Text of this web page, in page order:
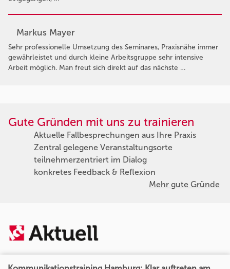
Markus Mayer
Sehr professionelle Umsetzung des Seminares, Praxisnähe immer
gewährleistet und durch kleine Arbeitsgruppe sehr intensive
Arbeit möglich. Man freut sich direkt auf das nächste …
Gute Gründen mit uns zu trainieren
Aktuelle Fallbesprechungen aus Ihre Praxis
Zentral gelegene Veranstaltungsorte
teilnehmerzentriert im Dialog
konkretes Feedback & Reflexion
Mehr gute Gründe